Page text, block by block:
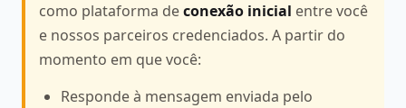
como plataforma deconexão inicial entre você
e nossos parceiros credenciados. A partir do
momento em que você:
Responde à mensagem enviada pelo